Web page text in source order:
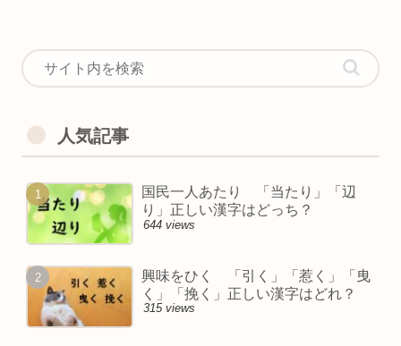
人気記事
国民一人あたり 「当たり」「辺
り」正しい漢字はどっち？
644 views
興味をひく 「引く」「惹く」「曳
く」「挽く」正しい漢字はどれ？
315 views